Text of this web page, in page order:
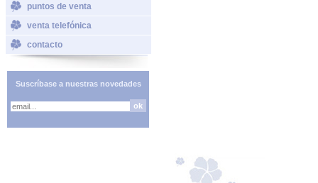
puntos de venta
venta telefónica
contacto
Suscríbase a nuestras novedades